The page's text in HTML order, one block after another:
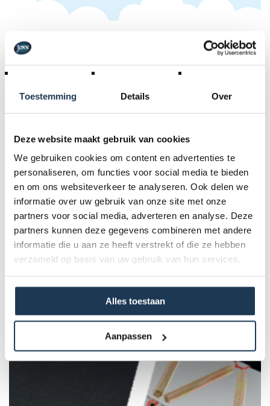
Toestemming Details Over
Deze website maakt gebruik van cookies
We gebruiken cookies om content en advertenties te
personaliseren, om functies voor social media te bieden
en om ons websiteverkeer te analyseren. Ook delen we
informatie over uw gebruik van onze site met onze
partners voor social media, adverteren en analyse. Deze
partners kunnen deze gegevens combineren met andere
informatie die u aan ze heeft verstrekt of die ze hebben
verzameld op basis van uw gebruik van hun services.
Alles toestaan
Aanpassen
Extra info over beschermrand
inground favorit 380 grijs
De beschermrand van een trampoline is een belangrijke
de beschermrand zodra de oude begint te slijten. Deze
trampoline 380.
Specificaties
Product Code :
51.30.12.26
Dit product behoort tot de
volgende categorie(ën)